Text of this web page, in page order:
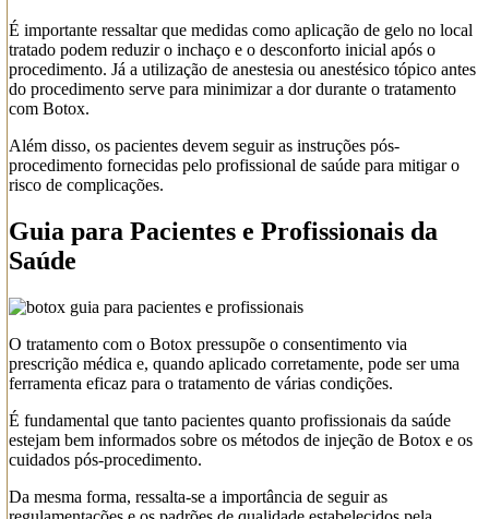
É importante ressaltar que medidas como aplicação de gelo no local
tratado podem reduzir o inchaço e o desconforto inicial após o
procedimento. Já a utilização de anestesia ou anestésico tópico antes
do procedimento serve para minimizar a dor durante o tratamento
com Botox.
Além disso, os pacientes devem seguir as instruções pós-
procedimento fornecidas pelo profissional de saúde para mitigar o
risco de complicações.
Guia para Pacientes e Profissionais da
Saúde
O tratamento com o Botox pressupõe o consentimento via
prescrição médica e, quando aplicado corretamente, pode ser uma
ferramenta eficaz para o tratamento de várias condições.
É fundamental que tanto pacientes quanto profissionais da saúde
estejam bem informados sobre os métodos de injeção de Botox e os
cuidados pós-procedimento.
Da mesma forma, ressalta-se a importância de seguir as